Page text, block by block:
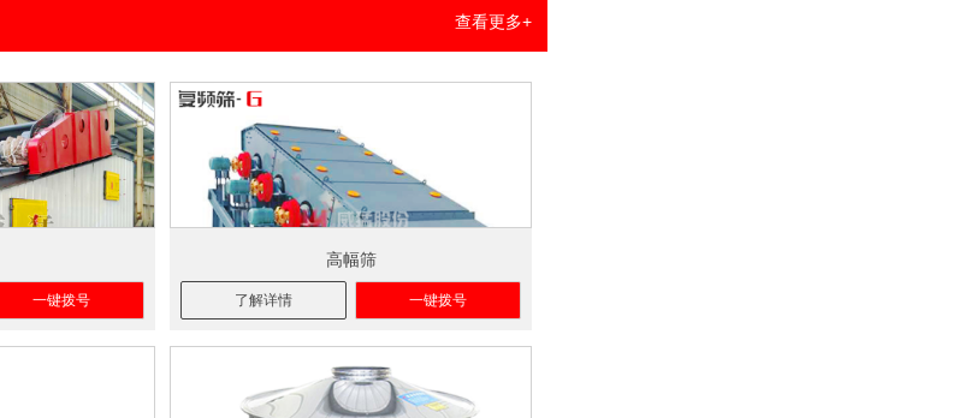
查看更多+
一键拨号
高幅筛
了解详情 一键拨号